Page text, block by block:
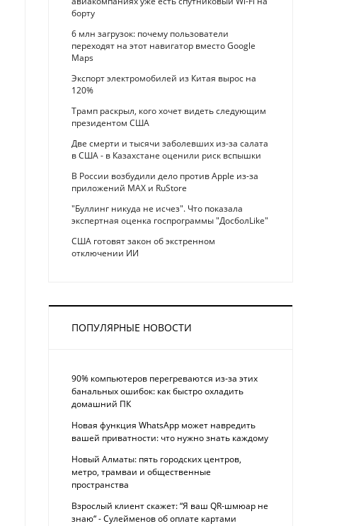
борту
6 млн загрузок: почему пользователи
переходят на этот навигатор вместо Google
Maps
Экспорт электромобилей из Китая вырос на
120%
Трамп раскрыл, кого хочет видеть следующим
президентом США
Две смерти и тысячи заболевших из-за салата
в США - в Казахстане оценили риск вспышки
В России возбудили дело против Apple из-за
приложений MAX и RuStore
"Буллинг никуда не исчез". Что показала
экспертная оценка госпрограммы "ДосболLike"
США готовят закон об экстренном
отключении ИИ
ПОПУЛЯРНЫЕ НОВОСТИ
90% компьютеров перегреваются из-за этих
банальных ошибок: как быстро охладить
домашний ПК
Новая функция WhatsApp может навредить
вашей приватности: что нужно знать каждому
Новый Алматы: пять городских центров,
метро, трамваи и общественные
пространства
Взрослый клиент скажет: “Я ваш QR-шмюар не
знаю“ - Сулейменов об оплате картами